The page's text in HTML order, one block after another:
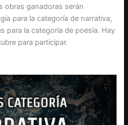
obras ganadoras serán
para la categoría de narrativa,
para la categoría de poesía. Hay
para participar.